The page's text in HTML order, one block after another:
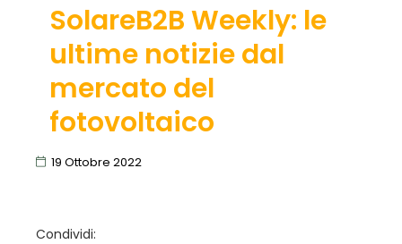
SolareB2B Weekly: le
ultime notizie dal
mercato del
fotovoltaico
19 Ottobre 2022
Condividi: